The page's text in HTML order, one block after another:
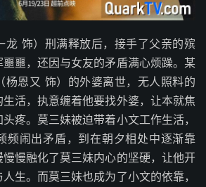
龙 饰）刑满释放后，接手了父亲的殡
噩，还因与女友的矛盾满心烦躁。某
杨恩又 饰）的外婆离世，无人照料的
活，执意缠着他要找外婆，让本就焦
疼。莫三妹被迫带着小文工作生活，
频闹出矛盾，到在朝夕相处中逐渐靠
慢融化了莫三妹内心的坚硬，让他开
生。而莫三妹也成为了小文的依靠，